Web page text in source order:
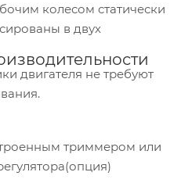
колесом статически
в двух
двигателя не требуют
триммером или